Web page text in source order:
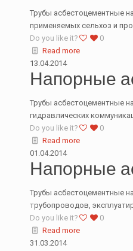
Трубы асбестоцементные
применяемых сельхоз и
Do you like it?
0
Read more
13.04.2014
Напорные
Трубы асбестоцементные
гидравлических
Do you like it?
0
Read more
01.04.2014
Напорные
Трубы асбестоцементные
трубопроводов,
Do you like it?
0
Read more
31.03.2014